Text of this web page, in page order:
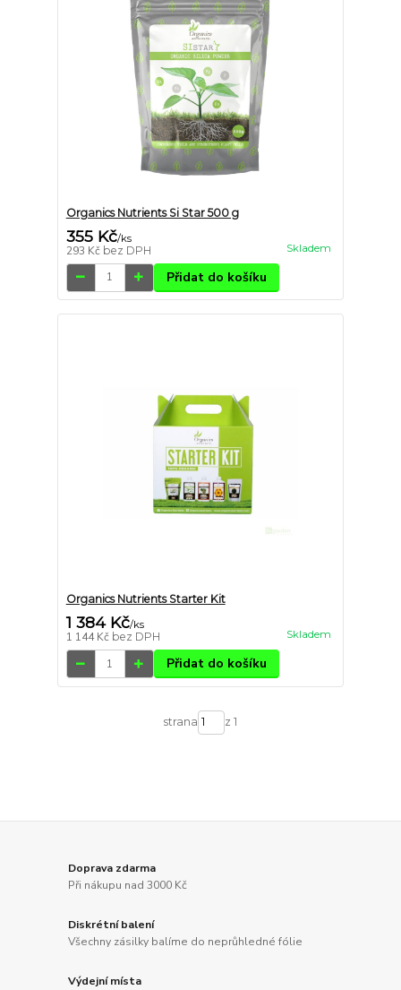
Organics Nutrients Si Star 500 g
355 Kč/ks
293 Kč bez DPH Skladem
Přidat do košíku
Organics Nutrients Starter Kit
1 384 Kč/ks
1 144 Kč bez DPH Skladem
Přidat do košíku
strana z 1
Doprava zdarma
Při nákupu nad 3000 Kč
Diskrétní balení
Všechny zásilky balíme do neprůhledné fólie
Výdejní místa